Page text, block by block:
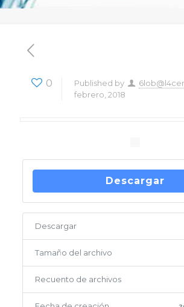
0 Published by
febrero, 2018
Descargar
Descargar
Tamaño del archivo
Recuento de archivos